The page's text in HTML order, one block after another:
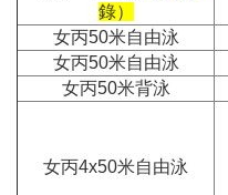
錄）
女丙50米自由泳
女丙50米自由泳
女丙50米背泳
女丙4x50米自由泳